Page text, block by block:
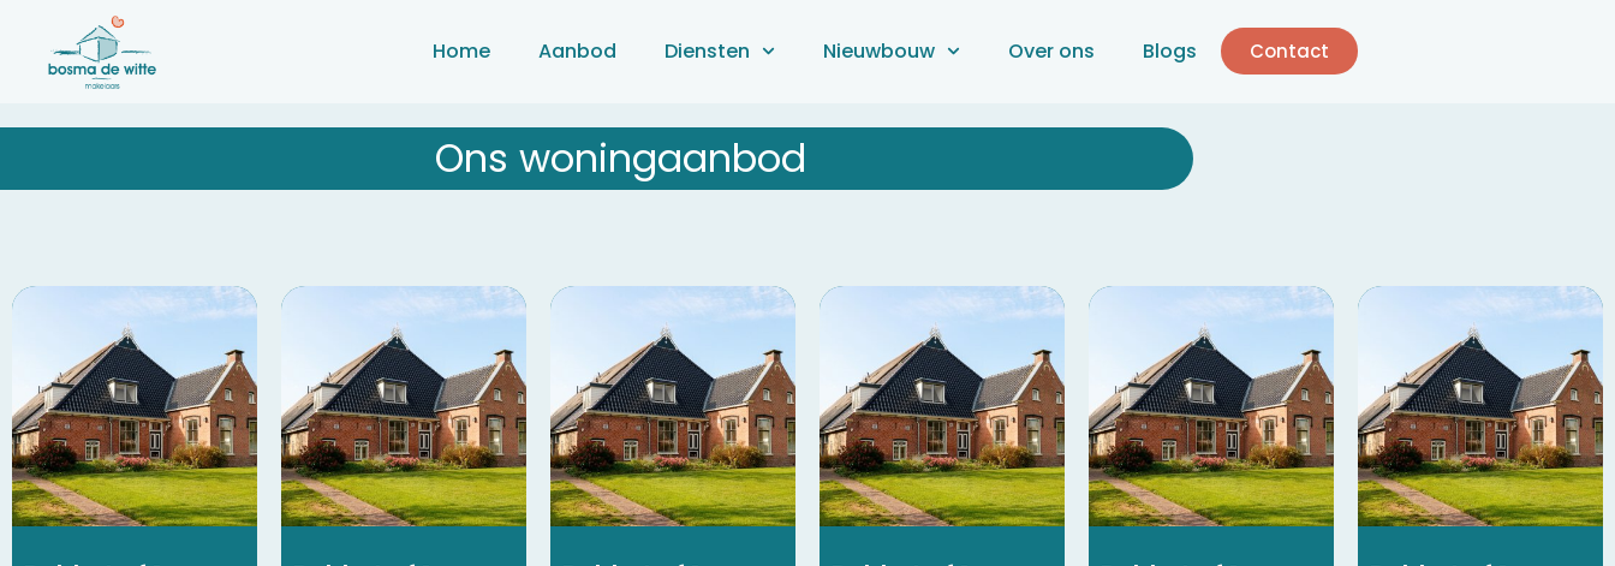
Home Aanbod Diensten Nieuwbouw Over ons Blogs Contact
Ons woningaanbod